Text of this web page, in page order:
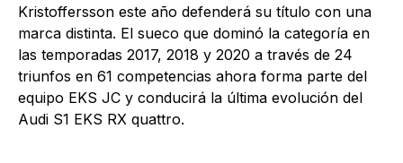
Kristoffersson este año defenderá su título con una
marca distinta. El sueco que dominó la categoría en
las temporadas 2017, 2018 y 2020 a través de 24
triunfos en 61 competencias ahora forma parte del
equipo EKS JC y conducirá la última evolución del
Audi S1 EKS RX quattro.